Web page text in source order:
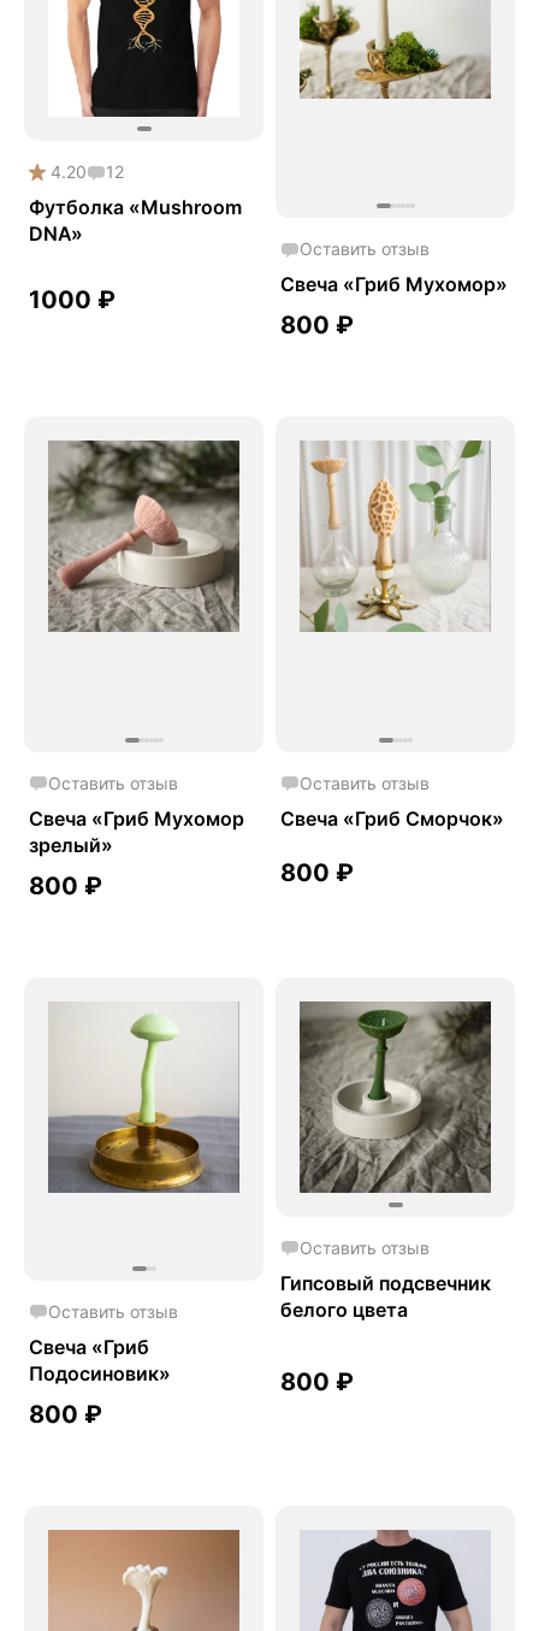
4.20 12
Футболка «Mushroom
DNA»
1000 ₽
Оставить отзыв
Свеча «Гриб Мухомор»
800 ₽
Оставить отзыв
Свеча «Гриб Мухомор
зрелый»
800 ₽
Оставить отзыв
Свеча «Гриб Сморчок»
800 ₽
Оставить отзыв
Свеча «Гриб
Подосиновик»
800 ₽
Оставить отзыв
Гипсовый подсвечник
белого цвета
800 ₽